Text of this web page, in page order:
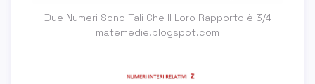
Due Numeri Sono Tali Che Il Loro Rapporto è 3/4
matemedie.blogspot.com